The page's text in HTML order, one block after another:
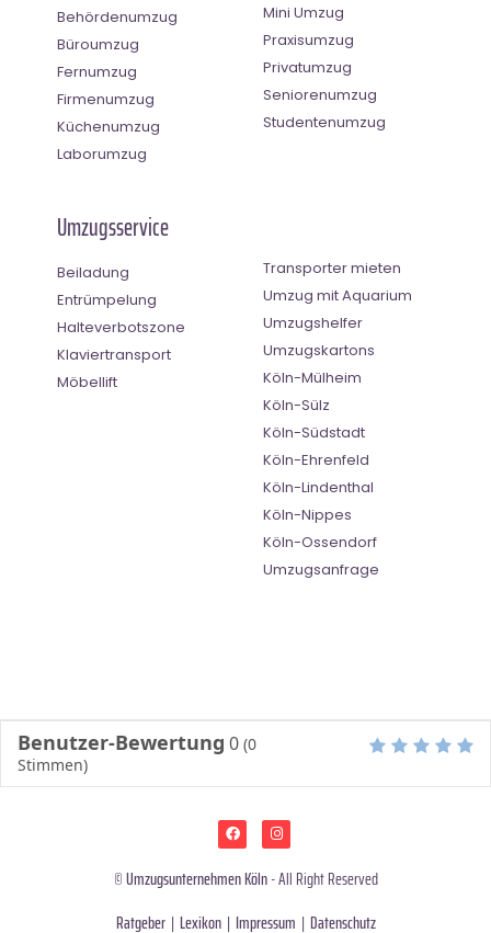
Behördenumzug
Büroumzug
Fernumzug
Firmenumzug
Küchenumzug
Laborumzug
Mini Umzug
Praxisumzug
Privatumzug
Seniorenumzug
Studentenumzug
Umzugsservice
Beiladung
Entrümpelung
Halteverbotszone
Klaviertransport
Möbellift
Transporter mieten
Umzug mit Aquarium
Umzugshelfer
Umzugskartons
Köln-Mülheim
Köln-Sülz
Köln-Südstadt
Köln-Ehrenfeld
Köln-Lindenthal
Köln-Nippes
Köln-Ossendorf
Umzugsanfrage
Benutzer-Bewertung 0 (0
Stimmen)
©Umzugsunternehmen Köln- All Right Reserved
Ratgeber| Lexikon| Impressum | Datenschutz